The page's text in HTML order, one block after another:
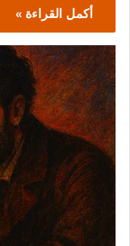
أكمل القراءة »